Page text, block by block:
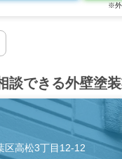
※外
談できる外壁塗
区高松3丁目12-12